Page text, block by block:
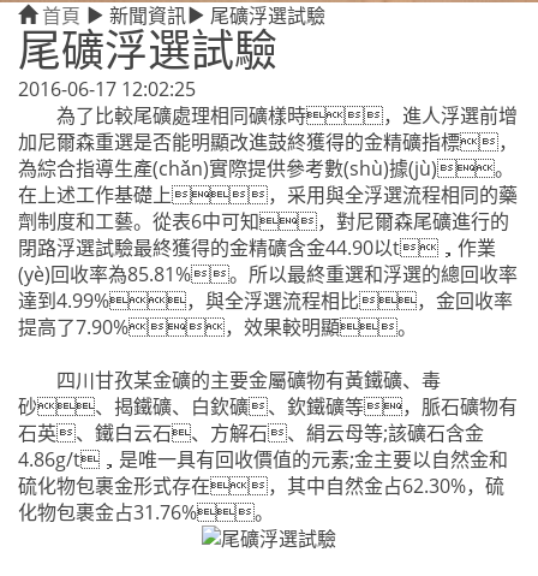
首頁 新聞資訊 尾礦浮選試驗
尾礦浮選試驗
2016-06-17 12:02:25
為了比較尾礦處理相同礦樣時，進人浮選前增
加尼爾森重選是否能明顯改進鼓終獲得的金精礦指標，
為綜合指導生產(chǎn)實際提供參考數(shù)據(jù)。
在上述工作基礎上，采用與全浮選流程相同的藥
劑制度和工藝。從表6中可知，對尼爾森尾礦進行的
閉路浮選試驗最終獲得的金精礦含金44.90以t，作業
(yè)回收率為85.81%。所以最終重選和浮選的總回收率
達到4.99%，與全浮選流程相比，金回收率
提高了7.90%，效果較明顯。
四川甘孜某金礦的主要金屬礦物有黃鐵礦、毒
砂、揭鐵礦、白欽礦、欽鐵礦等，脈石礦物有
石英、鐵白云石、方解石、絹云母等;該礦石含金
4.86g/t，是唯一具有回收價值的元素;金主要以自然金和
硫化物包裹金形式存在，其中自然金占62.30%，硫
化物包裹金占31.76%。